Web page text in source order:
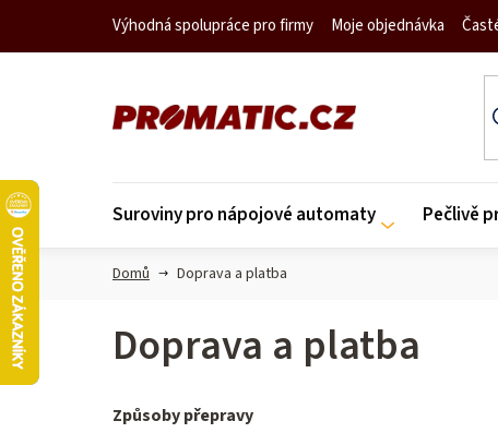
obsah
Výhodná spolupráce pro firmy Moje objednávka
Suroviny pro nápojové automaty Pečlivě
Domů Doprava a platba
Doprava a platba
Způsoby přepravy